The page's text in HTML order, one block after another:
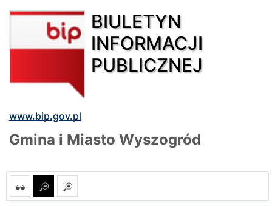
BIULETYN
INFORMACJI
PUBLICZNEJ
www.bip.gov.pl
Gmina i Miasto Wyszogród